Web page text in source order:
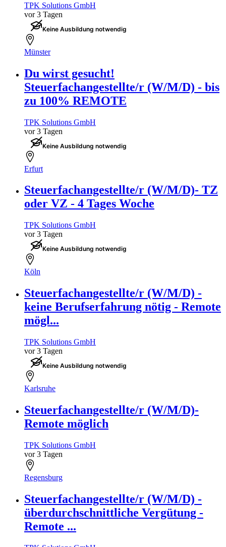
TPK Solutions GmbH
vor 3 Tagen
Keine Ausbildung notwendig
Münster
Du wirst gesucht!
Steuerfachangestellte/r (W/M/D) - bis
zu 100% REMOTE
TPK Solutions GmbH
vor 3 Tagen
Keine Ausbildung notwendig
Erfurt
Steuerfachangestellte/r (W/M/D)- TZ
oder VZ - 4 Tages Woche
TPK Solutions GmbH
vor 3 Tagen
Keine Ausbildung notwendig
Köln
Steuerfachangestellte/r (W/M/D) -
keine Berufserfahrung nötig - Remote
mögl...
TPK Solutions GmbH
vor 3 Tagen
Keine Ausbildung notwendig
Karlsruhe
Steuerfachangestellte/r (W/M/D)-
Remote möglich
TPK Solutions GmbH
vor 3 Tagen
Regensburg
Steuerfachangestellte/r (W/M/D) -
überdurchschnittliche Vergütung -
Remote ...